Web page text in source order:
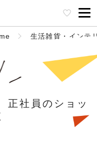
生活雑貨・インテ
正社員のショッ